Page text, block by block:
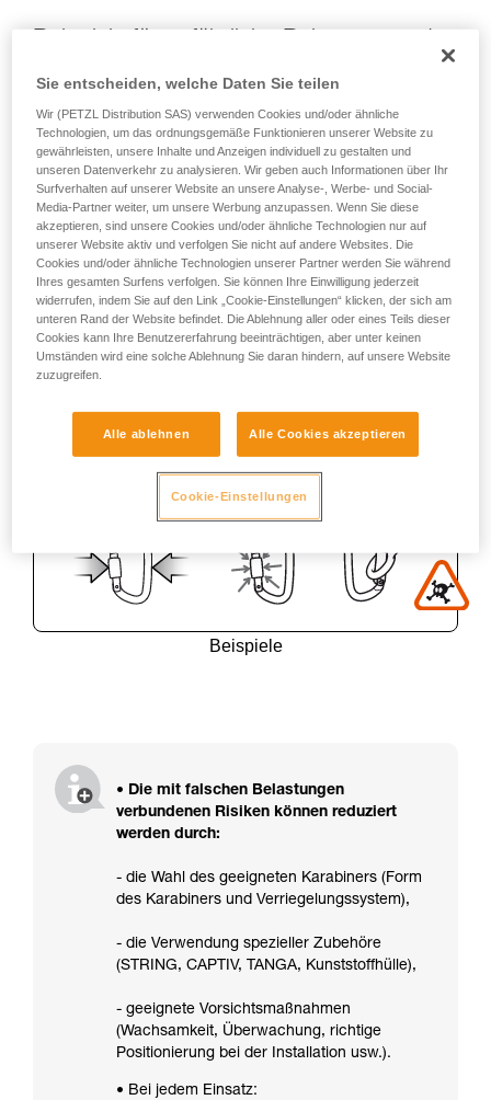
Beispiele
• Die mit falschen Belastungen
verbundenen Risiken können reduziert
werden durch:
- die Wahl des geeigneten Karabiners (Form
des Karabiners und Verriegelungssystem),
- die Verwendung spezieller Zubehöre
(STRING, CAPTIV, TANGA, Kunststoffhülle),
- geeignete Vorsichtsmaßnahmen
(Wachsamkeit, Überwachung, richtige
Positionierung bei der Installation usw.).
• Bei jedem Einsatz:
Sie entscheiden, welche Daten Sie teilen
Wir (PETZL Distribution SAS) verwenden Cookies und/oder ähnliche
Technologien, um das ordnungsgemäße Funktionieren unserer Website zu
gewährleisten, unsere Inhalte und Anzeigen individuell zu gestalten und
unseren Datenverkehr zu analysieren. Wir geben auch Informationen über Ihr
Surfverhalten auf unserer Website an unsere Analyse-, Werbe- und Social-
Media-Partner weiter, um unsere Werbung anzupassen. Wenn Sie diese
akzeptieren, sind unsere Cookies und/oder ähnliche Technologien nur auf
unserer Website aktiv und verfolgen Sie nicht auf andere Websites. Die
Cookies und/oder ähnliche Technologien unserer Partner werden Sie während
Ihres gesamten Surfens verfolgen. Sie können Ihre Einwilligung jederzeit
widerrufen, indem Sie auf den Link „Cookie-Einstellungen“ klicken, der sich am
unteren Rand der Website befindet. Die Ablehnung aller oder eines Teils dieser
Cookies kann Ihre Benutzererfahrung beeinträchtigen, aber unter keinen
Umständen wird eine solche Ablehnung Sie daran hindern, auf unsere Website
zuzugreifen.
Alle ablehnen Alle Cookies akzeptieren
Cookie-Einstellungen